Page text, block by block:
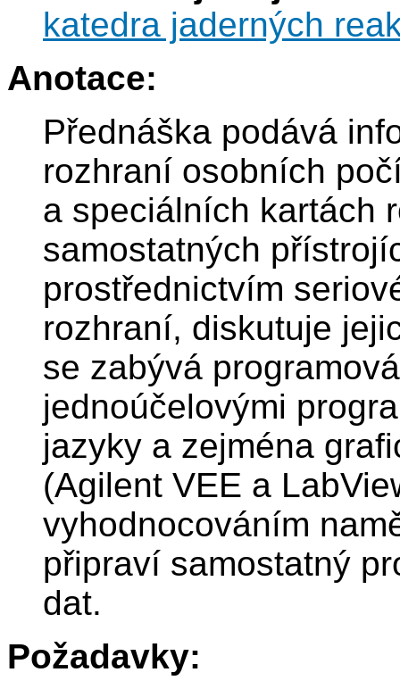
katedra jaderných
Anotace:
Přednáška podává
rozhraní osobních
a speciálních kartách
samostatných
prostřednictvím
rozhraní, diskutuje
se zabývá
jednoúčelovými
jazyky a zejména
(Agilent VEE a
vyhodnocováním
připraví samostatný
dat.
Požadavky: